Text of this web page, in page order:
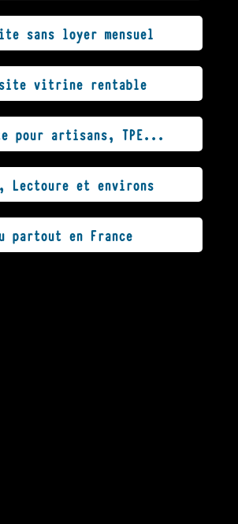
sans loyer mensuel
vitrine rentable
pour artisans, TPE...
Lectoure et environs
partout en France